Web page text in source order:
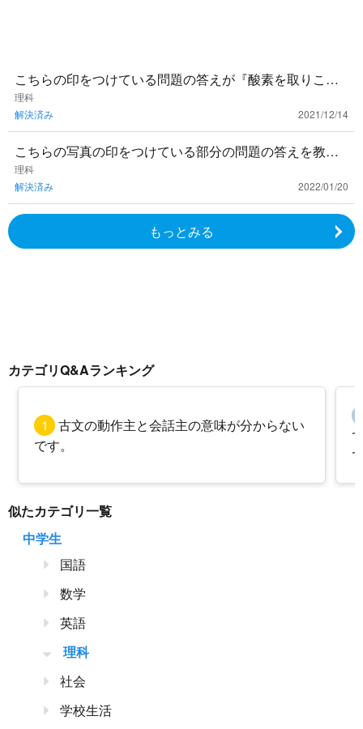
こちらの印をつけている問題の答えが『酸素を取りこ
む』というものなのですが、なぜこの答えになるのか説
明してほしいです！ お
理科
解決済み
2021/12/14
こちらの写真の印をつけている部分の問題の答えを教え
て欲しいです！ お願いします。
理科
解決済み
2022/01/20
もっとみる
カテゴリQ&Aランキング
1
古文の動作主と会話主の意味が分からない
です。
似たカテゴリ一覧
中学生
国語
数学
英語
理科
社会
学校生活